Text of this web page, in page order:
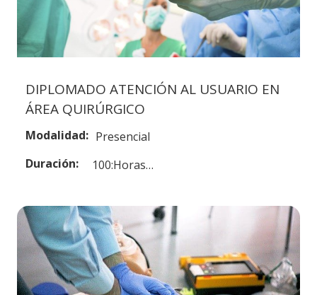
DIPLOMADO ATENCIÓN AL USUARIO EN
ÁREA QUIRÚRGICO
Modalidad: Presencial
Duración:
100:Horas…